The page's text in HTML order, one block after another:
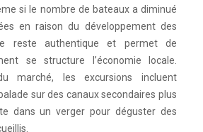
si le nombre de bateaux a diminué
en raison du développement des
reste authentique et permet de
se structure l’économie locale.
marché, les excursions incluent
sur des canaux secondaires plus
dans un verger pour déguster des